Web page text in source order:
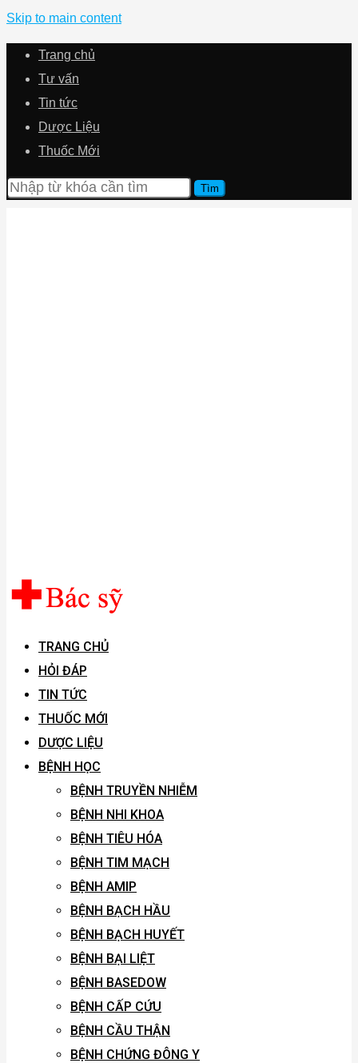
Skip to main content
Trang chủ
Tư vấn
Tin tức
Dược Liệu
Thuốc Mới
TRANG CHỦ
HỎI ĐÁP
TIN TỨC
THUỐC MỚI
DƯỢC LIỆU
BỆNH HỌC
BỆNH TRUYỀN NHIỄM
BỆNH NHI KHOA
BỆNH TIÊU HÓA
BỆNH TIM MẠCH
BỆNH AMIP
BỆNH BẠCH HẦU
BỆNH BẠCH HUYẾT
BỆNH BẠI LIỆT
BỆNH BASEDOW
BỆNH CẤP CỨU
BỆNH CẦU THẬN
BỆNH CHỨNG ĐÔNG Y